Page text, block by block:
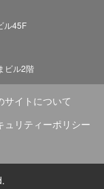
ル45F
ビル2階
サイトについて
ュリティーポリシー